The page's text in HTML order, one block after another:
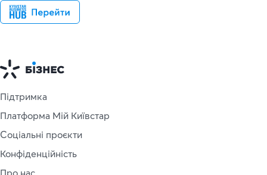
Підтримка
Платформа Мій Київстар
Соціальні проєкти
Конфіденційність
Про нас